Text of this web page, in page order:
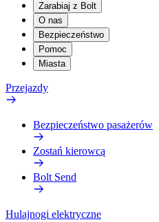
Zarabiaj z Bolt
O nas
Bezpieczeństwo
Pomoc
Miasta
Przejazdy
Bezpieczeństwo pasażerów
Zostań kierowcą
Bolt Send
Hulajnogi elektryczne